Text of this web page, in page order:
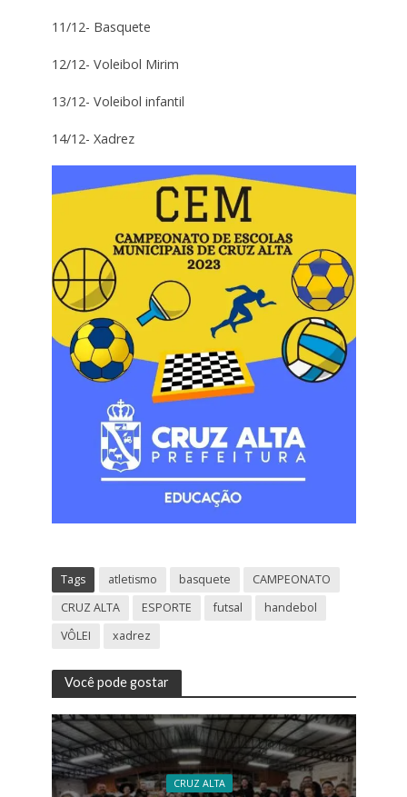
11/12- Basquete
12/12- Voleibol Mirim
13/12- Voleibol infantil
14/12- Xadrez
Tags atletismo basquete
CAMPEONATO
CRUZ ALTA
ESPORTE futsal
handebol
VÔLEI
xadrez
Você pode gostar
CRUZ ALTA